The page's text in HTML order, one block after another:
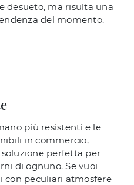
desueto, ma risulta una
del momento.
più resistenti e le
in commercio,
perfetta per
di ognuno. Se vuoi
con peculiari atmosfere